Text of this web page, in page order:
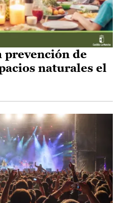
prevención de
naturales el